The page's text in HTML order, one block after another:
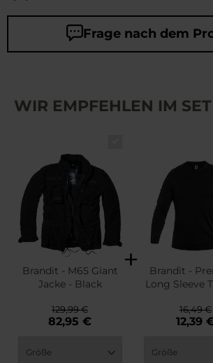
Frage nach dem
WIR EMPFEHLEN IM SET
Brandit - M65 Giant
Jacke - Black
82,95 €
129,99 €
Brandit -
Long Sleeve
12,39
16,49 €